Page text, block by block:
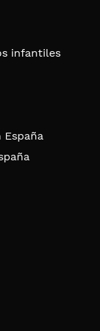
infantiles